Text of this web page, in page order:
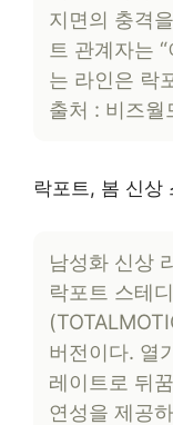
지면의 충격
트 관계자는
는 라인은 락
출처 : 비즈월
락포트, 봄 신상
남성화 신상
락포트 스테
버전이다. 열
레이트로 뒤
연성을 제공